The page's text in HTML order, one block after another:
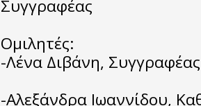
Συγγραφέας
Ομιλητές:
-Λένα Διβάνη, Συγγραφέας
-Αλεξάνδρα Ιωαννίδου,